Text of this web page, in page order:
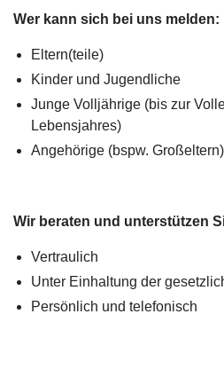
Wer kann sich bei uns melden:
Eltern(teile)
Kinder und Jugendliche
Junge Volljährige (bis zur
Lebensjahres)
Angehörige (bspw. Großeltern)
Wir beraten und unterstützen
Vertraulich
Unter Einhaltung der
Persönlich und telefonisch